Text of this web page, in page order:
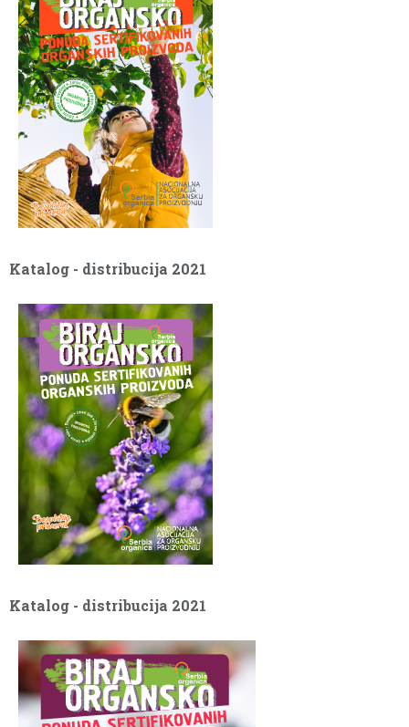
Katalog - distribucija 2021
Katalog - distribucija 2021